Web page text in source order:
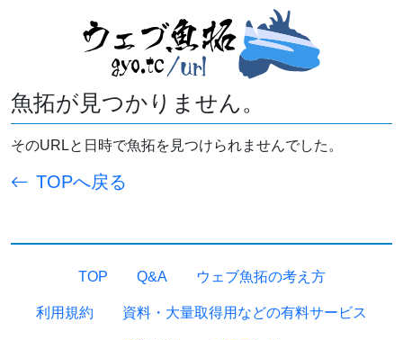
魚拓が見つかりません。
そのURLと日時で魚拓を見つけられませんでした。
TOPへ戻る
TOP Q&A ウェブ魚拓の考え方
利用規約 資料・大量取得用などの有料サービス